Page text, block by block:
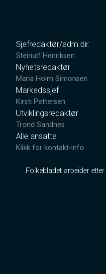
Sjefredaktør/adm.dir.
Steinulf Henriksen
Nyhetsredaktør
Maria Holm Simonsen
Markedssjef
Kirsti Pettersen
Utviklingsredaktør
Trond Sandnes
Alle ansatte
Klikk for kontakt-info
Folkebladet arbeider etter